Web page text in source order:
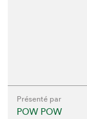
Présenté par
POW POW